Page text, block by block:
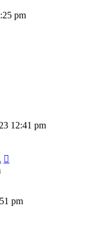
pm
12:41 pm
pm